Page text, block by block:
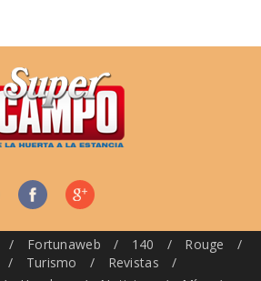
/ Fortunaweb / 140 / Rouge
/
/ Turismo / Revistas
/